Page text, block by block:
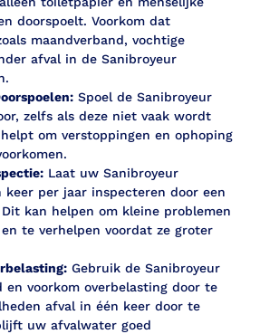
doorspoelt. Voorkom dat
maandverband, vochtige
afval in de Sanibroyeur
Spoel de Sanibroyeur
zelfs als deze niet vaak wordt
om verstoppingen en ophoping
Laat uw Sanibroyeur
keer per jaar inspecteren door een
kan helpen om kleine problemen
te verhelpen voordat ze groter
Gebruik de Sanibroyeur
en voorkom overbelasting door te
afval in één keer door te
uw afvalwater goed